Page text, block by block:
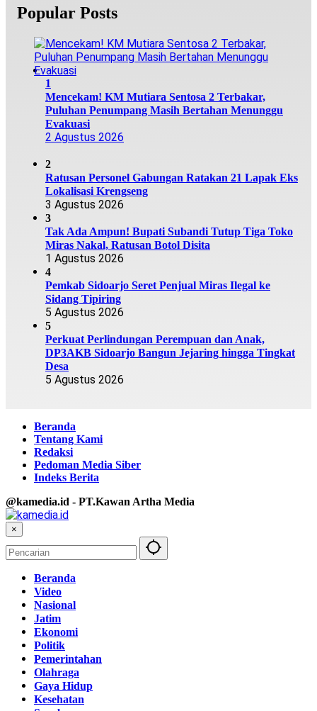
Popular Posts
1
Mencekam! KM Mutiara Sentosa 2 Terbakar,
Puluhan Penumpang Masih Bertahan Menunggu
Evakuasi
2 Agustus 2026
2
Ratusan Personel Gabungan Ratakan 21 Lapak Eks
Lokalisasi Krengseng
3 Agustus 2026
3
Tak Ada Ampun! Bupati Subandi Tutup Tiga Toko
Miras Nakal, Ratusan Botol Disita
1 Agustus 2026
4
Pemkab Sidoarjo Seret Penjual Miras Ilegal ke
Sidang Tipiring
5 Agustus 2026
5
Perkuat Perlindungan Perempuan dan Anak,
DP3AKB Sidoarjo Bangun Jejaring hingga Tingkat
Desa
5 Agustus 2026
Beranda
Tentang Kami
Redaksi
Pedoman Media Siber
Indeks Berita
@kamedia.id - PT.Kawan Artha Media
×
Beranda
Video
Nasional
Jatim
Ekonomi
Politik
Pemerintahan
Olahraga
Gaya Hidup
Kesehatan